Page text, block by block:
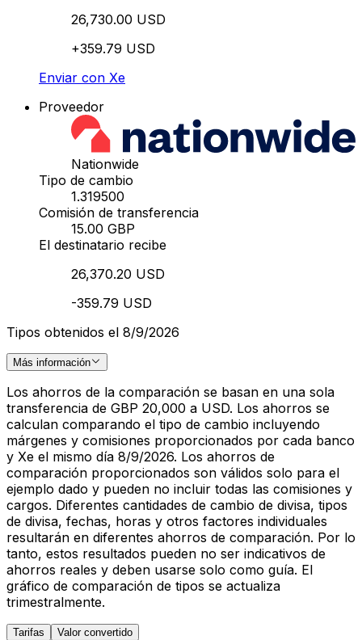
26,730.00 USD
+359.79 USD
Enviar con Xe
Proveedor
Nationwide
Tipo de cambio
1.319500
Comisión de transferencia
15.00 GBP
El destinatario recibe
26,370.20 USD
-359.79 USD
Tipos obtenidos el 8/9/2026
Más información
Los ahorros de la comparación se basan en una sola
transferencia de GBP 20,000 a USD. Los ahorros se
calculan comparando el tipo de cambio incluyendo
márgenes y comisiones proporcionados por cada banco
y Xe el mismo día 8/9/2026. Los ahorros de
comparación proporcionados son válidos solo para el
ejemplo dado y pueden no incluir todas las comisiones y
cargos. Diferentes cantidades de cambio de divisa, tipos
de divisa, fechas, horas y otros factores individuales
resultarán en diferentes ahorros de comparación. Por lo
tanto, estos resultados pueden no ser indicativos de
ahorros reales y deben usarse solo como guía. El
gráfico de comparación de tipos se actualiza
trimestralmente.
Tarifas Valor convertido